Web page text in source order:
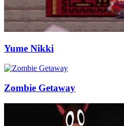
Yume Nikki
Zombie Getaway